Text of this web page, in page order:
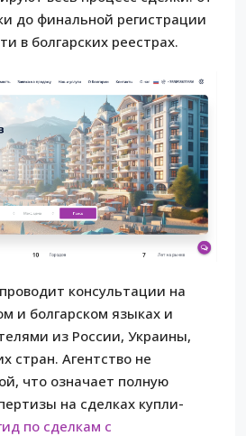
до финальной регистрации
в болгарских реестрах.
консультации на
и болгарском языках и
из России, Украины,
стран. Агентство не
что означает полную
на сделках купли-
по сделкам с